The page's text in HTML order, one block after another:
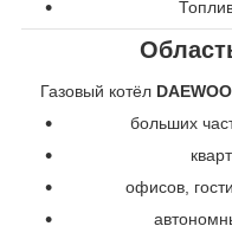
Газовый котёл
больших
офисов,